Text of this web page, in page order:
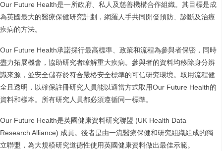
Our Future Health是一所政府、私人及慈善機構合作組織。其目標是成
為英國最大的醫療保健研究計劃，網羅人手共同開發預防、診斷及治療
疾病的方法。
Our Future Health承諾採行最高標準、政策和流程為參與者保密，同時
盡力拓展機會，協助研究者瞭解重大疾病。參與者的資料均移除身分辨
識來源，並安全儲存於符合嚴格安全標準的可信研究環境。取用流程健
全且透明，以確保註冊研究人員能以適當方式取用Our Future Health的
資料和樣本。所有研究人員都必須遵循同一標準。
Our Future Health是英國健康資料研究聯盟 (UK Health Data
Research Alliance) 成員。後者是由一流醫療保健和研究組織組成的獨
立聯盟，為大規模研究道德性使用英國健康資料做出最佳示範。